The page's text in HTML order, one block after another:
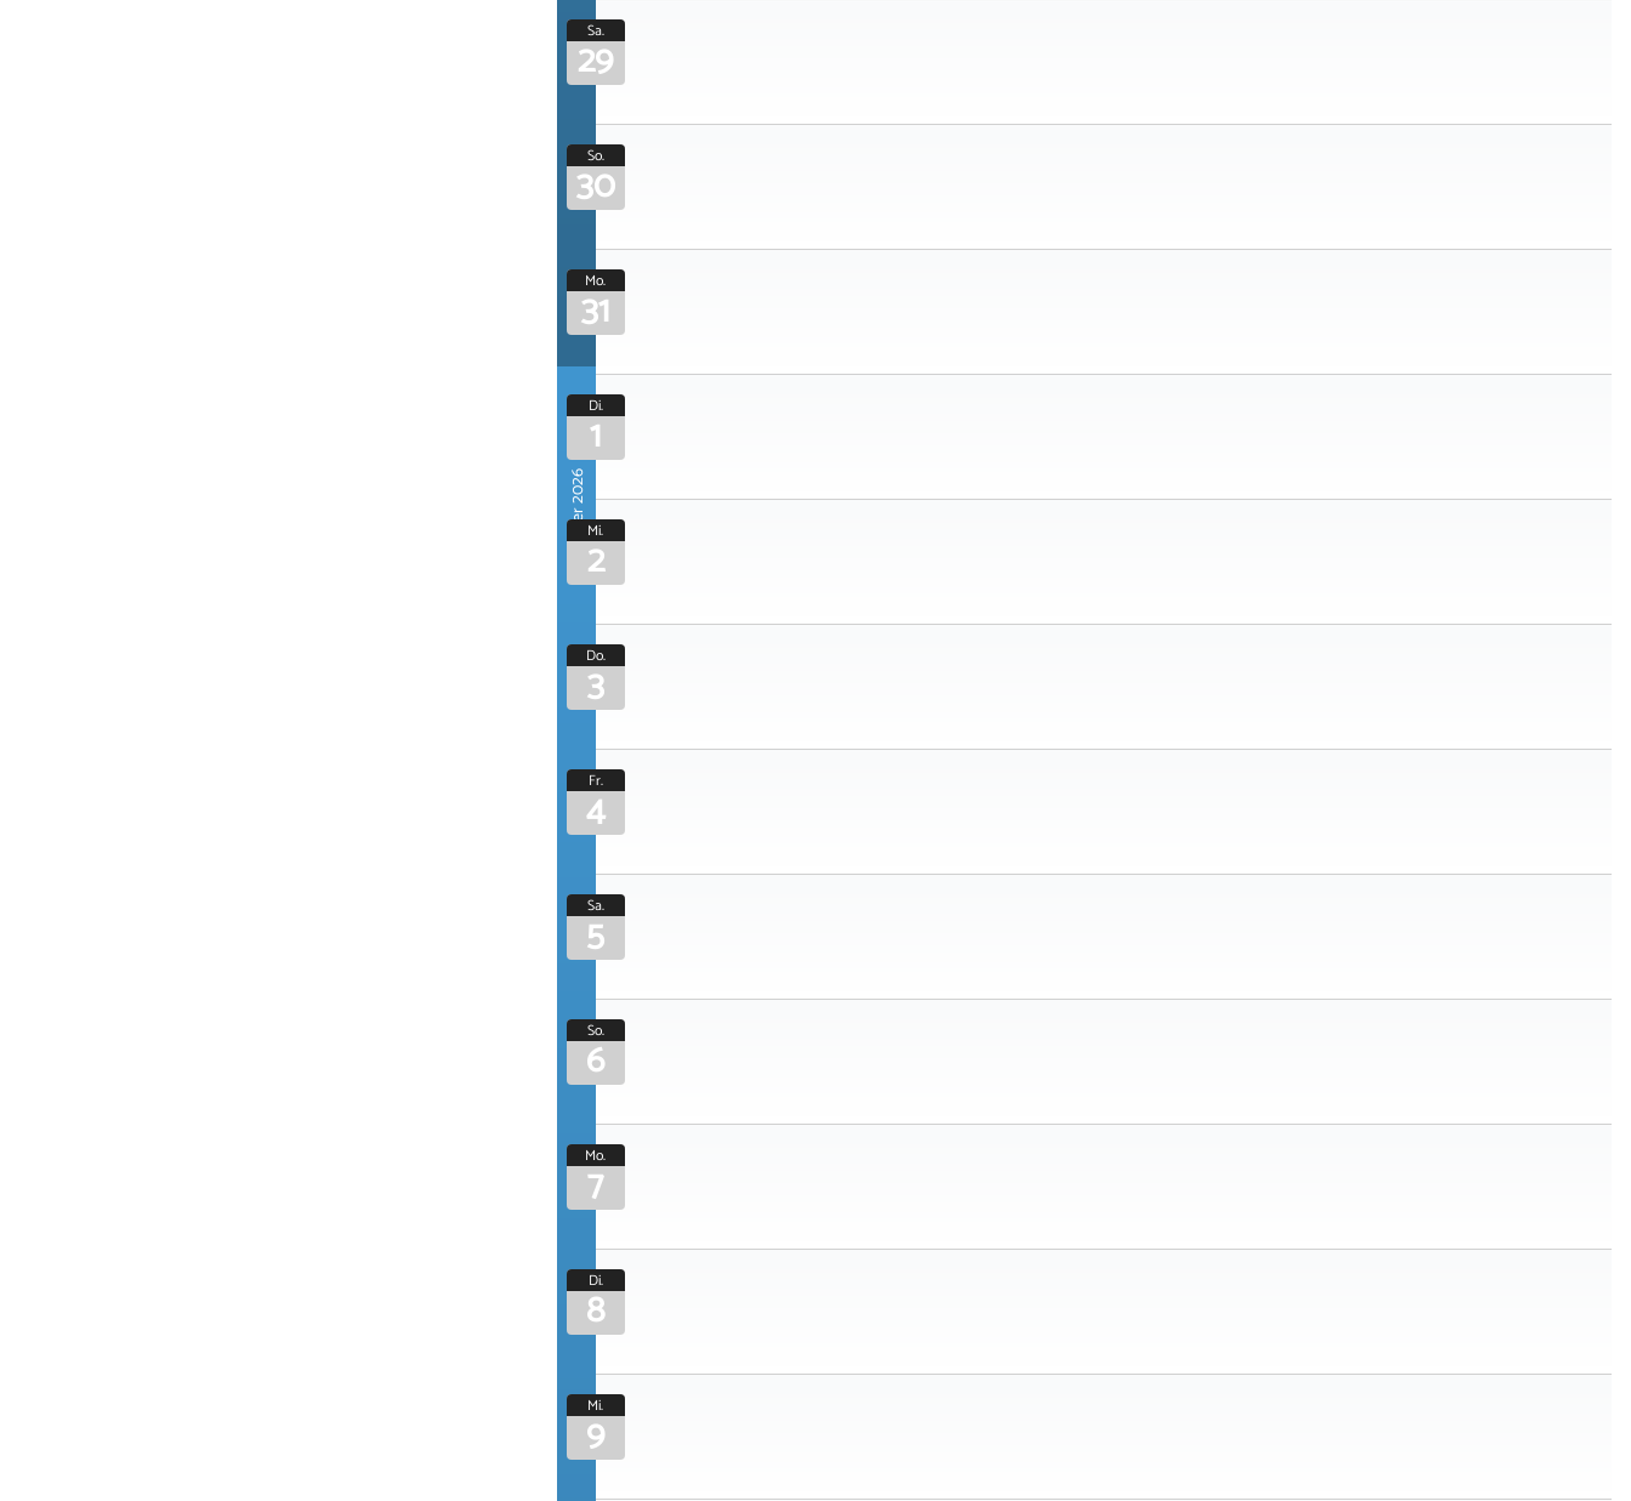
Sa.
29
So.
30
Mo.
31
September 2026
Di.
1
Mi.
2
Do.
3
Fr.
4
Sa.
5
So.
6
Mo.
7
Di.
8
Mi.
9